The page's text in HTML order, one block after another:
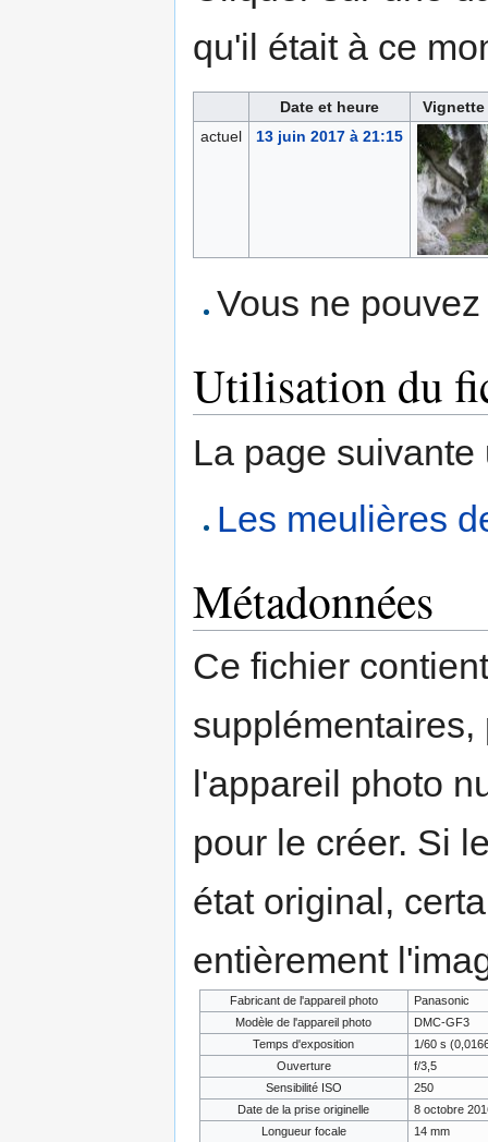
qu'il était à ce
Date et heure
Vignette
actuel
13 juin 2017 à 21:15
Vous ne
Utilisation du
La page
Les meulières
Métadonnées
Ce fichier
l'appareil photo
pour le créer. Si
état original,
entièrement
Fabricant de l'appareil photo
Panasonic
Modèle de l'appareil photo
DMC-GF3
Temps d'exposition
1/60 s
Ouverture
f/3,5
Sensibilité ISO
250
Date de la prise originelle
8 octobre
Longueur focale
14 mm